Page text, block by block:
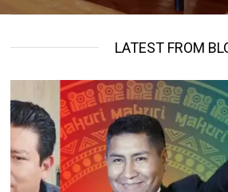
LATEST FROM